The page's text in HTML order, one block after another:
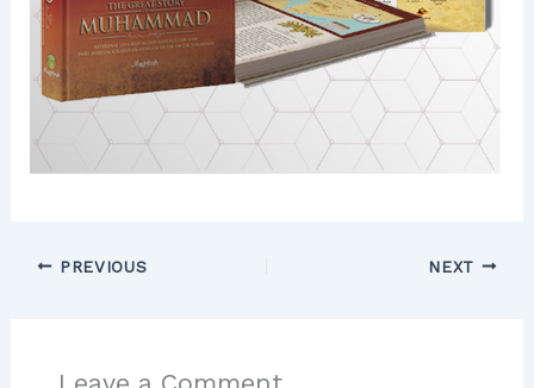
PREVIOUS NEXT